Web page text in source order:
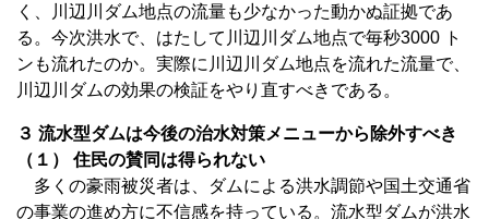
く、川辺川ダム地点の流量も少なかった動かぬ証拠であ
る。今次洪水で、はたして川辺川ダム地点で毎秒3000 ト
ンも流れたのか。実際に川辺川ダム地点を流れた流量で、
川辺川ダムの効果の検証をやり直すべきである。
３ 流水型ダムは今後の治水対策メニューから除外すべき
（１） 住民の賛同は得られない
多くの豪雨被災者は、ダムによる洪水調節や国土交通省
の事業の進め方に不信感を持っている。流水型ダムが洪水